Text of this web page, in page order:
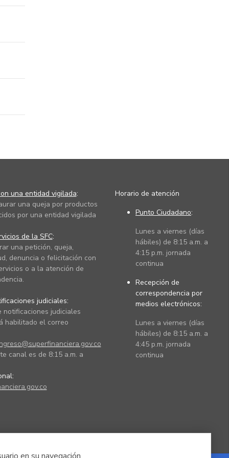
una entidad vigilada:
una queja por productos
por una entidad vigilada
de la SFC:
una petición, queja,
denuncia o felicitación con
o a la atención de
judiciales:
notificaciones judiciales
habilitado el correo
canal es de 8:15 a.m. a
Horario de atención
Punto Ciudadano:
Lunes a viernes (días
hábiles) de 8:15 a.m. a
4:15 p.m. jornada
continua
Recepción de
correspondencia por
medios electrónicos:
Lunes a viernes (días
hábiles) de 8:15 a.m. a
4:45 p.m. jornada
continua